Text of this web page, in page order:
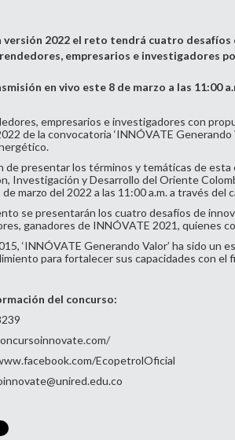
versión 2022 el reto tendrá cuatro
empresarios e investigadores
en vivo este 8 de marzo a las 11:00
empresarios e investigadores con
de la convocatoria ‘INNÓVATE
de presentar los términos y temáticas de esta
Investigación y Desarrollo del Oriente
marzo del 2022 a las 11:00 a.m. a través del
se presentarán los cuatro desafíos de
ganadores de INNÓVATE 2021, quienes
‘INNÓVATE Generando Valor’ ha sido
para fortalecer sus capacidades con
del concurso:
EcopetrolOficial